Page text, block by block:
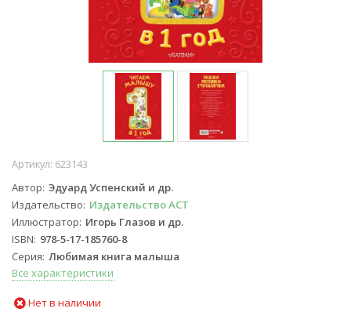
Артикул: 623143
Автор Эдуард Успенский и др.
Издательство Издательство АСТ
Иллюстратор Игорь Глазов и др.
ISBN 978-5-17-185760-8
Серия Любимая книга малыша
Все характеристики
Нет в наличии